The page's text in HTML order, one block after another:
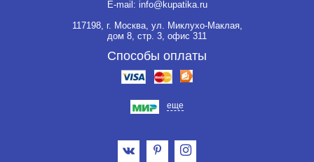
E-mail: info@kupatika.ru
117198, г. Москва, ул. Миклухо-Маклая,
дом 8, стр. 3, офис 311
Способы оплаты
еще